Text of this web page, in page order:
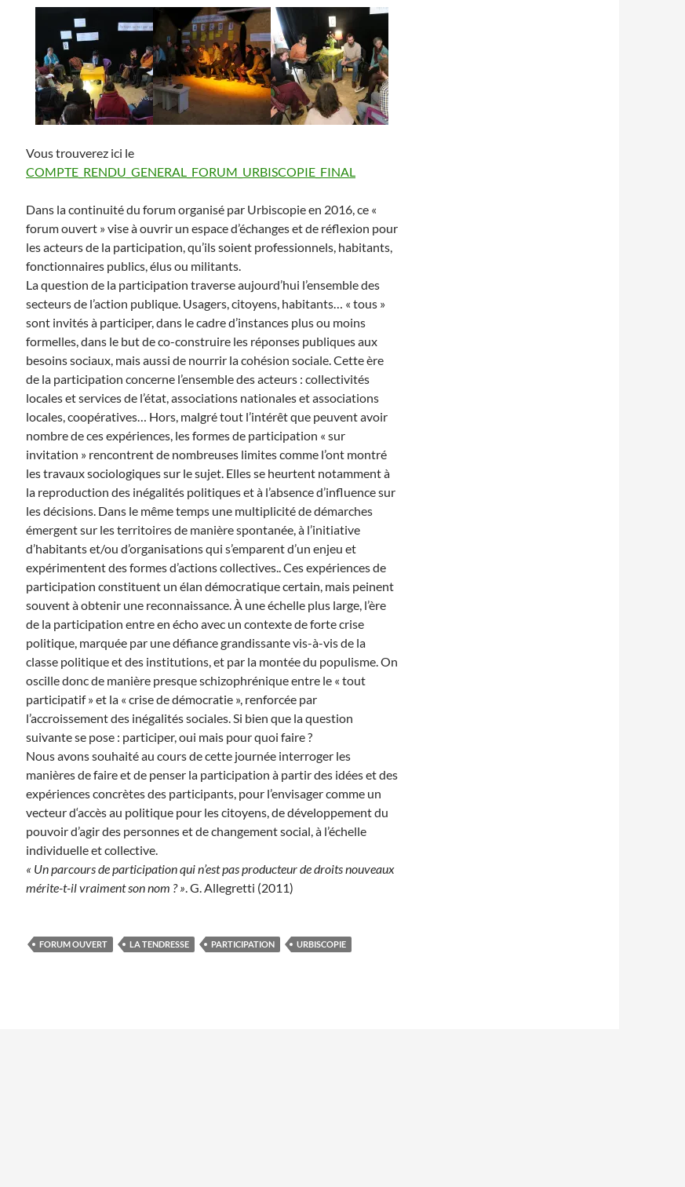
Vous trouverez ici le
COMPTE_RENDU_GENERAL_FORUM_URBISCOPIE_FINAL
Dans la continuité du forum organisé par Urbiscopie en 2016, ce «
forum ouvert » vise à ouvrir un espace d’échanges et de réflexion pour
les acteurs de la participation, qu’ils soient professionnels, habitants,
fonctionnaires publics, élus ou militants.
La question de la participation traverse aujourd’hui l’ensemble des
secteurs de l’action publique. Usagers, citoyens, habitants… « tous »
sont invités à participer, dans le cadre d’instances plus ou moins
formelles, dans le but de co-construire les réponses publiques aux
besoins sociaux, mais aussi de nourrir la cohésion sociale. Cette ère
de la participation concerne l’ensemble des acteurs : collectivités
locales et services de l’état, associations nationales et associations
locales, coopératives… Hors, malgré tout l’intérêt que peuvent avoir
nombre de ces expériences, les formes de participation « sur
invitation » rencontrent de nombreuses limites comme l’ont montré
les travaux sociologiques sur le sujet. Elles se heurtent notamment à
la reproduction des inégalités politiques et à l’absence d’influence sur
les décisions. Dans le même temps une multiplicité de démarches
émergent sur les territoires de manière spontanée, à l’initiative
d’habitants et/ou d’organisations qui s’emparent d’un enjeu et
expérimentent des formes d’actions collectives.. Ces expériences de
participation constituent un élan démocratique certain, mais peinent
souvent à obtenir une reconnaissance. À une échelle plus large, l’ère
de la participation entre en écho avec un contexte de forte crise
politique, marquée par une défiance grandissante vis-à-vis de la
classe politique et des institutions, et par la montée du populisme. On
oscille donc de manière presque schizophrénique entre le « tout
participatif » et la « crise de démocratie », renforcée par
l’accroissement des inégalités sociales. Si bien que la question
suivante se pose : participer, oui mais pour quoi faire ?
Nous avons souhaité au cours de cette journée interroger les
manières de faire et de penser la participation à partir des idées et des
expériences concrètes des participants, pour l’envisager comme un
vecteur d‘accès au politique pour les citoyens, de développement du
pouvoir d’agir des personnes et de changement social, à l’échelle
individuelle et collective.
« Un parcours de participation qui n’est pas producteur de droits nouveaux
mérite-t-il vraiment son nom ? ». G. Allegretti (2011)
FORUM OUVERT LA TENDRESSE PARTICIPATION URBISCOPIE